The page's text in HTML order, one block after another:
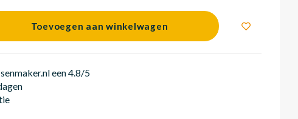
Toevoegen aan winkelwagen
een 4.8/5